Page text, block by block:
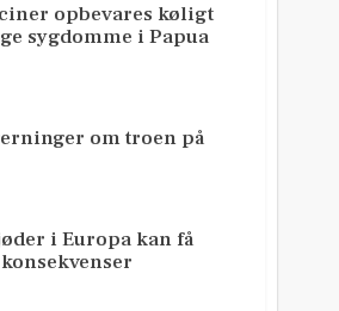
opbevares køligt
sygdomme i Papua
om troen på
i Europa kan få